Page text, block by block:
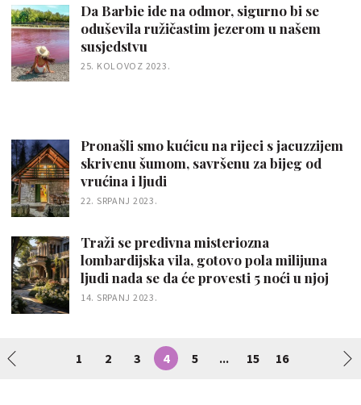
Da Barbie ide na odmor, sigurno bi se
oduševila ružičastim jezerom u našem
susjedstvu
25. KOLOVOZ 2023.
Pronašli smo kućicu na rijeci s jacuzzijem
skrivenu šumom, savršenu za bijeg od
vrućina i ljudi
22. SRPANJ 2023.
Traži se predivna misteriozna
lombardijska vila, gotovo pola milijuna
ljudi nada se da će provesti 5 noći u njoj
14. SRPANJ 2023.
1 2 3 4 5 ... 15 16